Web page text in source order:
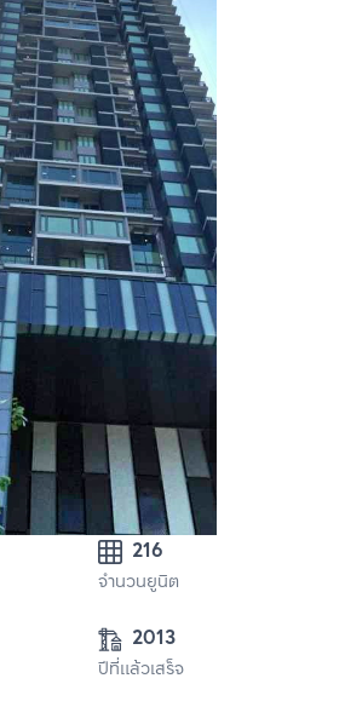
216
จำนวนยูนิต
2013
ปีที่แล้วเสร็จ